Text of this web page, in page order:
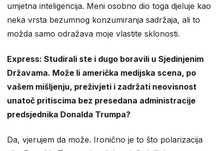
umjetna inteligencija. Meni osobno dio toga djeluje kao
neka vrsta bezumnog konzumiranja sadržaja, ali to
možda samo odražava moje vlastite sklonosti.
Express: Studirali ste i dugo boravili u Sjedinjenim
Državama. Može li američka medijska scena, po
vašem mišljenju, preživjeti i zadržati neovisnost
unatoč pritiscima bez presedana administracije
predsjednika Donalda Trumpa?
Da, vjerujem da može. Ironično je to što polarizacija